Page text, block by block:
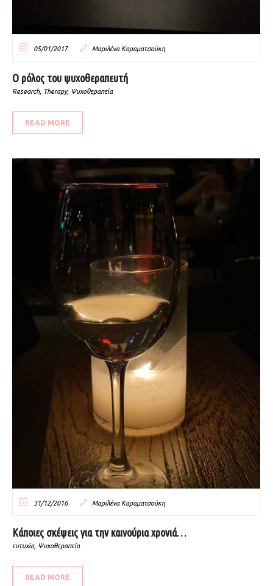
05/01/2017 Μαριλένα Καραματσούκη
Ο ρόλος του ψυχοθεραπευτή
Research, Therapy, Ψυχοθεραπεία
READ MORE
31/12/2016 Μαριλένα Καραματσούκη
Κάποιες σκέψεις για την καινούρια χρονιά…
ευτυχία, Ψυχοθεραπεία
READ MORE